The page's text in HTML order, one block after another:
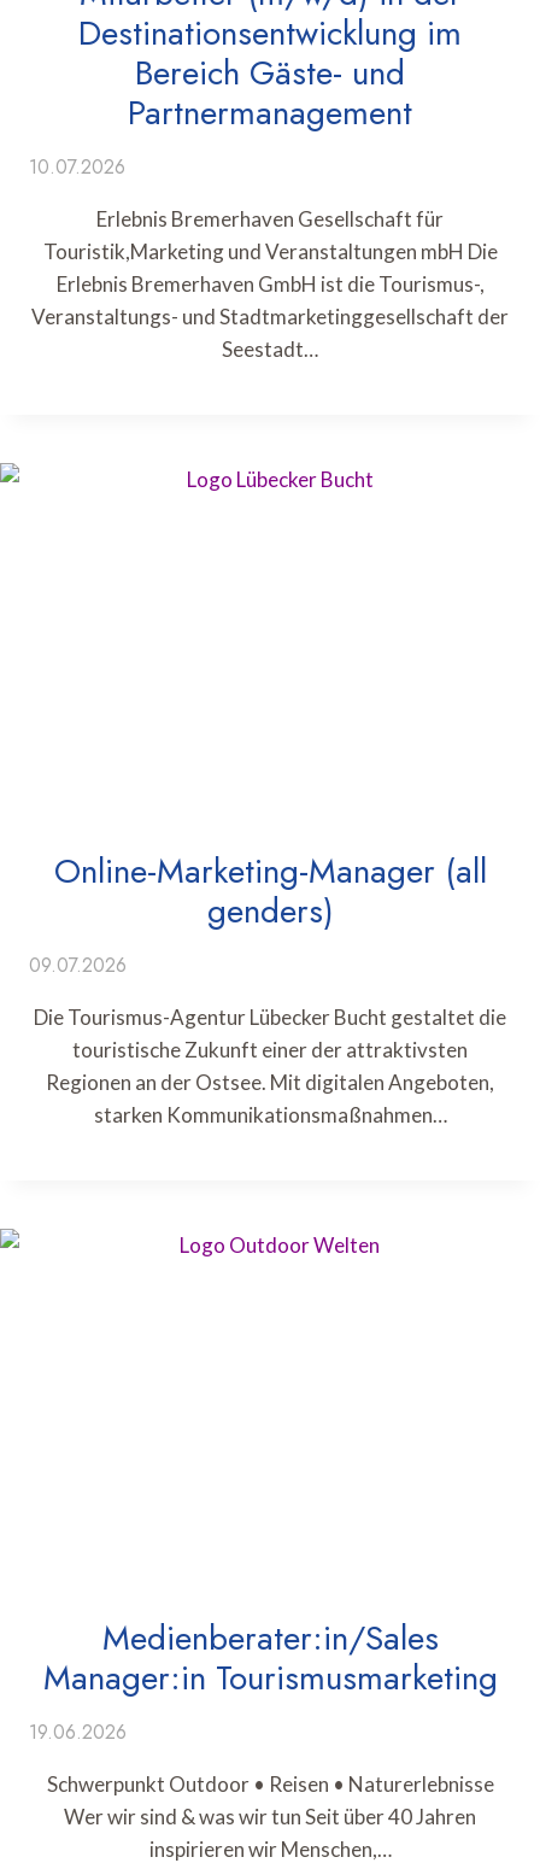
Destinationsentwicklung im
Bereich Gäste- und
Partnermanagement
10.07.2026
Erlebnis Bremerhaven Gesellschaft für
Touristik,Marketing und Veranstaltungen mbH Die
Erlebnis Bremerhaven GmbH ist die Tourismus-,
Veranstaltungs- und Stadtmarketinggesellschaft der
Seestadt…
Online-Marketing-Manager (all
genders)
09.07.2026
Die Tourismus-Agentur Lübecker Bucht gestaltet die
touristische Zukunft einer der attraktivsten
Regionen an der Ostsee. Mit digitalen Angeboten,
starken Kommunikationsmaßnahmen…
Medienberater:in/Sales
Manager:in Tourismusmarketing
19.06.2026
Schwerpunkt Outdoor • Reisen • Naturerlebnisse
Wer wir sind & was wir tun Seit über 40 Jahren
inspirieren wir Menschen,…